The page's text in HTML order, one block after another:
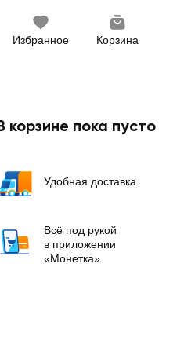
Избранное Корзина
корзине пока пусто
Удобная доставка
Всё под рукой
в приложении
«Монетка»